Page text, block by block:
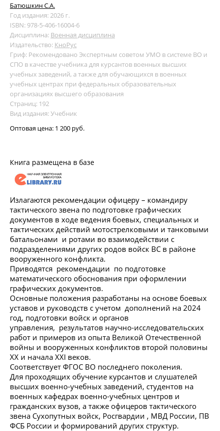
Батюшкин С.А.
Год издания: 2026 г.
ISBN: 978-5-406-16004-6
Дисциплина: Военная дисциплина
Издательство: КноРус
Гриф: Рекомендовано Экспертным советом УМО в системе ВО и
СПО в качестве учебника для курсантов военных высших
учебных заведений, а также для обучающихся в военных
учебных центрах при федеральных образовательных
организациях высшего образования
Страниц: 192
Вид издания: Учебник
Оптовая цена: 1 200 руб.
Книга размещена в базе
Излагаются рекомендации офицеру – командиру
тактического звена по подготовке графических
документов в ходе ведения боевых, специальных и
тактических действий мотострелковыми и танковыми
батальонами и ротами во взаимодействии с
подразделениями других родов войск ВС в районе
вооруженного конфликта.
Приводятся рекомендации по подготовке
математического обоснования при оформлении
графических документов.
Основные положения разработаны на основе боевых
уставов и руководств с учетом дополнений на 2024
год, подготовки войск и органов
управления, результатов научно-исследовательских
работ и примеров из опыта Великой Отечественной
войны и вооруженных конфликтов второй половины
ХХ и начала ХХI веков.
Соответствует ФГОС ВО последнего поколения.
Для проходящих обучение курсантов и слушателей
высших военно-учебных заведений, студентов на
военных кафедрах военно-учебных центров и
гражданских вузов, а также офицеров тактического
звена Сухопутных войск, Росгвардии , МВД России, ПВ
ФСБ России и формирований других структур.